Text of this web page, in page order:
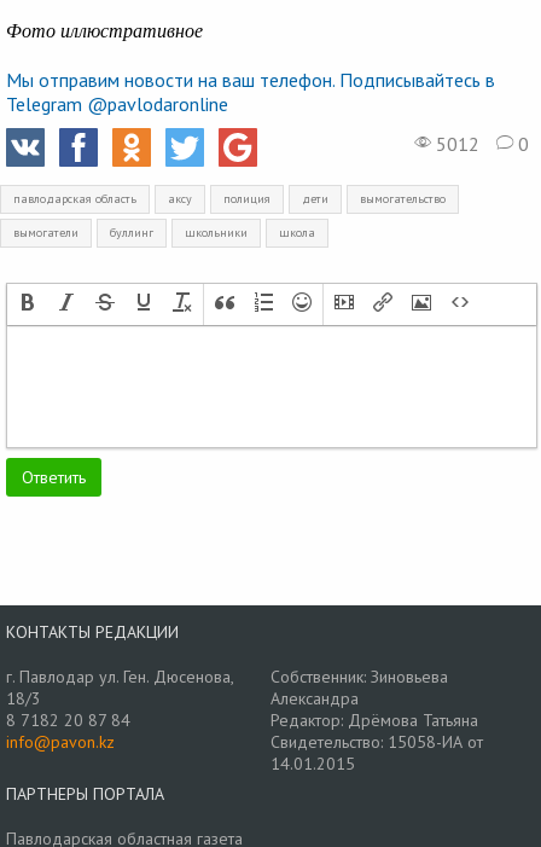
Фото иллюстративное
Мы отправим новости на ваш телефон. Подписывайтесь в
Telegram @pavlodaronline
5012
0
павлодарская область аксу полиция дети вымогательство
вымогатели буллинг школьники школа
КОНТАКТЫ РЕДАКЦИИ
г. Павлодар ул. Ген. Дюсенова,
18/3
8 7182 20 87 84
info@pavon.kz
Собственник: Зиновьева
Александра
Редактор: Дрёмова Татьяна
Свидетельство: 15058-ИА от
14.01.2015
ПАРТНЕРЫ ПОРТАЛА
Павлодарская областная газета